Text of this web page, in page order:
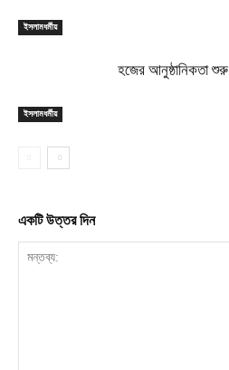
ইসলামধর্মীয়
ইসলামধর্মীয়
হজের আনুষ্ঠানিকতা শুরু
একটি উত্তর দিন